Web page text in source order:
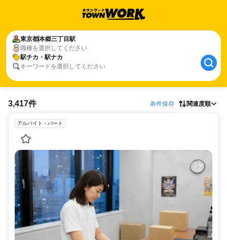
東京都本郷三丁目駅
職種を選択してください
駅チカ・駅ナカ
キーワードを選択してください
3,417件 条件保存 関連度順
アルバイト・パート